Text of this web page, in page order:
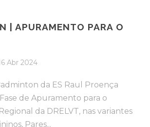
| APURAMENTO PARA O
Abr 2024
da ES Raul Proença
de Apuramento para o
da DRELVT, nas variantes
Pares...